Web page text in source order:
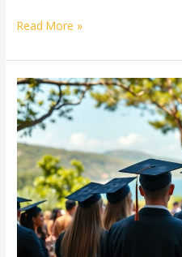
Cerimonial
formaturas
Florianópolis
Read More »